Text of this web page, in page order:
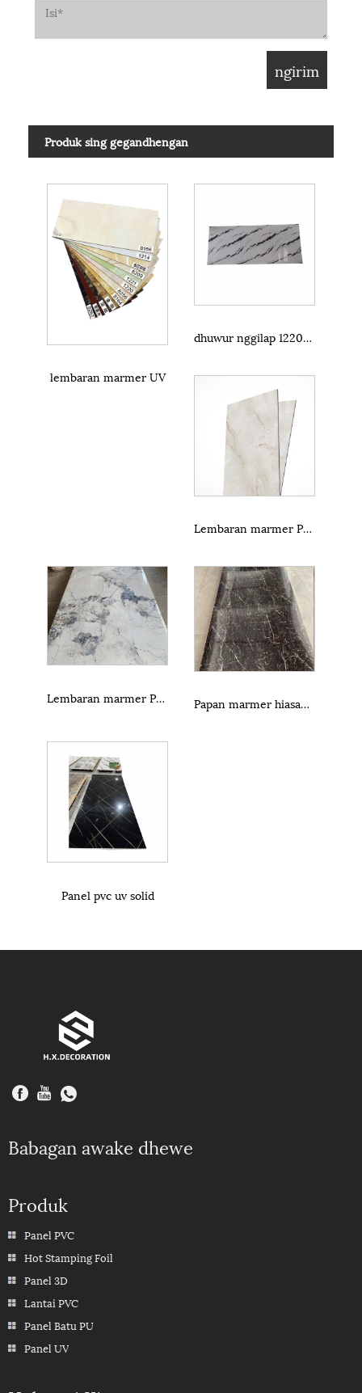
Produk sing gegandhengan
lembaran marmer UV
dhuwur nggilap 1220x2440mm pvc marmer uv sheet
Lembaran marmer PVC UV
Lembaran marmer PVC Papan marmer hiasan sing dilapisi UV
Panel pvc uv solid
Babagan awake dhewe
Produk
Panel PVC
Hot Stamping Foil
Panel 3D
Lantai PVC
Panel Batu PU
Panel UV